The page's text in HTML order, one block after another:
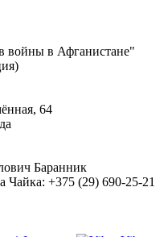
войны в Афганистане"
64
Баранник
+375 (29) 690-25-21